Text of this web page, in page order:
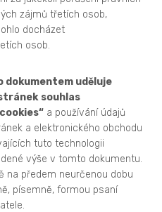
zájmů třetích osob,
docházet
osob.
dokumentem uděluje
souhlas
a používání údajů
a elektronického obchodu
tuto technologii
výše v tomto dokumentu.
na předem neurčenou dobu
písemně, formou psaní